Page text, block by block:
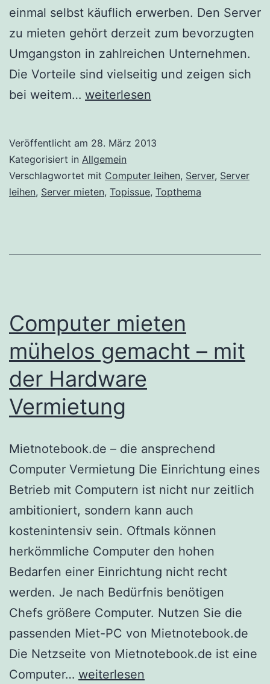
einmal selbst käuflich erwerben. Den Server
zu mieten gehört derzeit zum bevorzugten
Umgangston in zahlreichen Unternehmen.
Die Vorteile sind vielseitig und zeigen sich
bei weitem… Server
eine
praktische
Alternative
eines
weiterlesen
Veröffentlicht am 28. März 2013
Kategorisiert in Allgemein
Verschlagwortet mit Computer leihen, Server, Server
leihen, Server mieten, Topissue, Topthema
Computer mieten
mühelos gemacht – mit
der Hardware
Vermietung
Mietnotebook.de – die ansprechend
Computer Vermietung Die Einrichtung eines
Betrieb mit Computern ist nicht nur zeitlich
ambitioniert, sondern kann auch
kostenintensiv sein. Oftmals können
herkömmliche Computer den hohen
Bedarfen einer Einrichtung nicht recht
werden. Je nach Bedürfnis benötigen
Chefs größere Computer. Nutzen Sie die
passenden Miet-PC von Mietnotebook.de
Die Netzseite von Mietnotebook.de ist eine
Computer… Computer
weiterlesen